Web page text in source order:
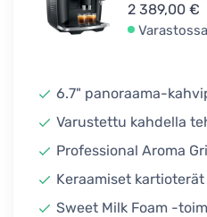
2 389,00 €
Varastossa
6.7" panoraama-
Varustettu kahdella
Professional Aroma
Keraamiset kartioterät
Sweet Milk Foam -